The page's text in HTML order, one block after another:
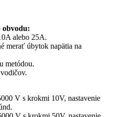
obvodu:
alebo 25A.
merať úbytok napätia na
metódou.
V s krokmi 10V, nastavenie